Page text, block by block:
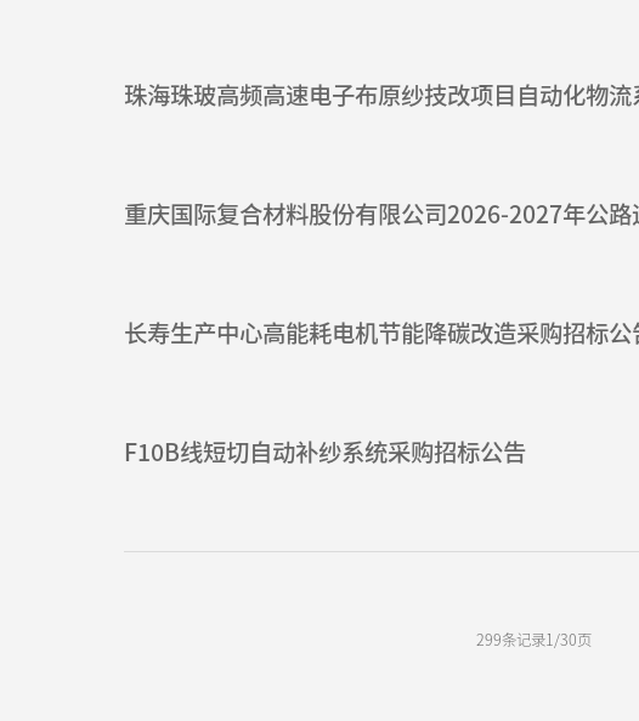
珠海珠玻高频高速电子布原纱技改项目自动化物
重庆国际复合材料股份有限公司2026-2027年公
长寿生产中心高能耗电机节能降碳改造采购招标公
F10B线短切自动补纱系统采购招标公告
299条记录1/30页